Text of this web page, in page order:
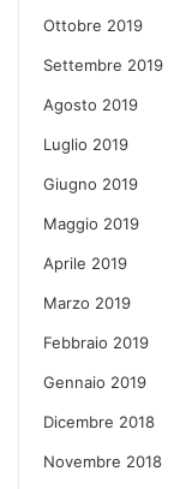
Ottobre 2019
Settembre 2019
Agosto 2019
Luglio 2019
Giugno 2019
Maggio 2019
Aprile 2019
Marzo 2019
Febbraio 2019
Gennaio 2019
Dicembre 2018
Novembre 2018